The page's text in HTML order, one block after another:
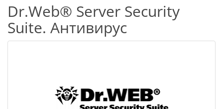
Dr.Web® Server Security
Suite. Антивирус